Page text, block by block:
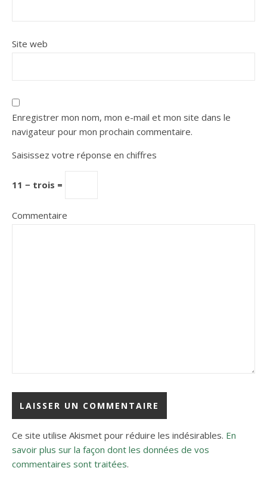
Site web
Enregistrer mon nom, mon e-mail et mon site dans le
navigateur pour mon prochain commentaire.
Saisissez votre réponse en chiffres
11 − trois =
Commentaire
Ce site utilise Akismet pour réduire les indésirables. En
savoir plus sur la façon dont les données de vos
commentaires sont traitées.